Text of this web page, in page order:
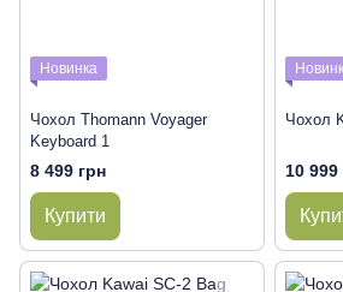
Новинка
Чохол Thomann Voyager
Keyboard 1
8 499 грн
Купити
Чохол
10 999